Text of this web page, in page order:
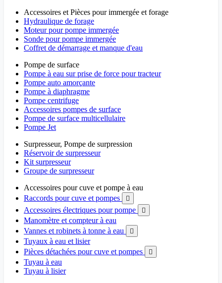
Accessoires et Pièces pour immergée et forage
Hydraulique de forage
Moteur pour pompe immergée
Sonde pour pompe immergée
Coffret de démarrage et manque d'eau
Pompe de surface
Pompe à eau sur prise de force pour tracteur
Pompe auto amorçante
Pompe à diaphragme
Pompe centrifuge
Accessoires pompes de surface
Pompe de surface multicellulaire
Pompe Jet
Surpresseur, Pompe de surpression
Réservoir de surpresseur
Kit surpresseur
Groupe de surpresseur
Accessoires pour cuve et pompe à eau
Raccords pour cuve et pompes

Accessoires électriques pour pompe 
Manomètre et compteur à eau
Vannes et robinets à tonne à eau

Tuyaux à eau et lisier
Pièces détachées pour cuve et pompes

Tuyau à eau
Tuyau à lisier